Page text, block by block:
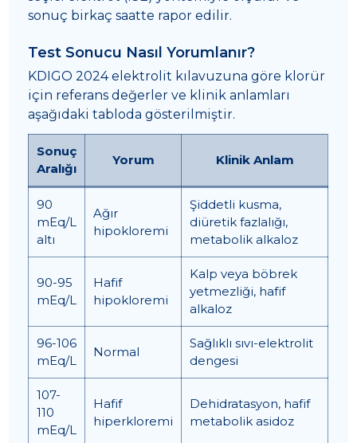
sonuç birkaç saatte rapor edilir.
Test Sonucu Nasıl Yorumlanır?
KDIGO 2024 elektrolit kılavuzuna göre klorür
için referans değerler ve klinik anlamları
aşağıdaki tabloda gösterilmiştir.
Sonuç
Aralığı
Yorum Klinik Anlam
90
mEq/L
altı
Ağır
hipokloremi
Şiddetli kusma,
diüretik fazlalığı,
metabolik alkaloz
90-95
mEq/L
Hafif
hipokloremi
Kalp veya böbrek
yetmezliği, hafif
alkaloz
96-106
mEq/L
Normal
Sağlıklı sıvı-elektrolit
dengesi
107-
110
mEq/L
Hafif
hiperkloremi
Dehidratasyon, hafif
metabolik asidoz